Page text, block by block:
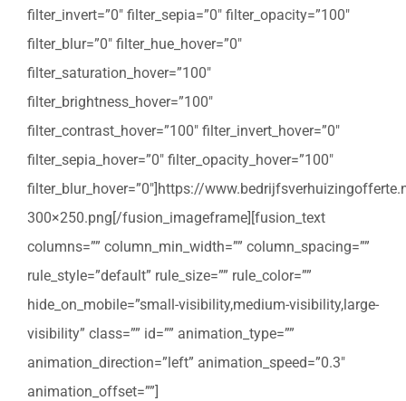
filter_invert=”0″ filter_sepia=”0″ filter_opacity=”100″
filter_blur=”0″ filter_hue_hover=”0″
filter_saturation_hover=”100″
filter_brightness_hover=”100″
filter_contrast_hover=”100″ filter_invert_hover=”0″
filter_sepia_hover=”0″ filter_opacity_hover=”100″
filter_blur_hover=”0″]https://
300×250.png[/fusion_imageframe][fusion_text
columns=”” column_min_width=”” column_spacing=””
rule_style=”default” rule_size=”” rule_color=””
hide_on_mobile=”small-visibility,medium-visibility,large-
visibility” class=”” id=”” animation_type=””
animation_direction=”left” animation_speed=”0.3″
animation_offset=””]